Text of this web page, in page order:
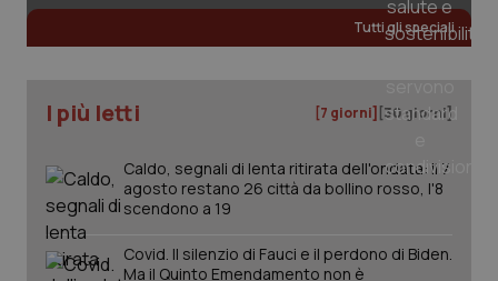
Tutti gli speciali
I più letti [7 giorni] [30 giorni]
Caldo, segnali di lenta ritirata dell'ondata: il 7
agosto restano 26 città da bollino rosso, l'8
scendono a 19
Covid. Il silenzio di Fauci e il perdono di Biden.
Ma il Quinto Emendamento non è
tracking-sites-ironfish-
session-id